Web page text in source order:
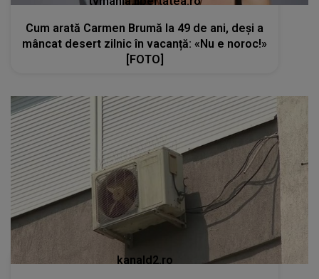
Cum arată Carmen Brumă la 49 de ani, deși a
mâncat desert zilnic în vacanță: «Nu e noroc!»
[FOTO]
kanald2.ro